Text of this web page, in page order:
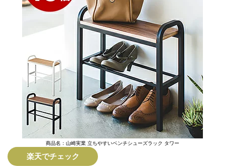
商品名：山崎実業 立ちやすいベンチシューズラック タワー
楽天でチェック